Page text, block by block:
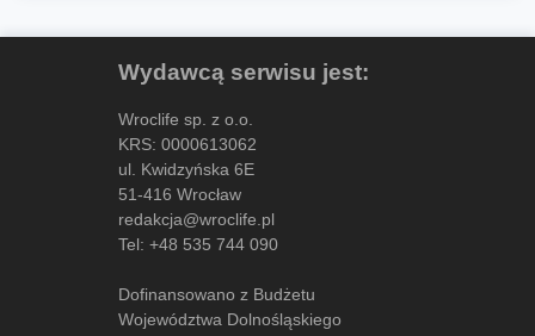
Wydawcą serwisu jest:
Wroclife sp. z o.o.
KRS: 0000613062
ul. Kwidzyńska 6E
51-416 Wrocław
redakcja@wroclife.pl
Tel: +48 535 744 090
Dofinansowano z Budżetu
Województwa Dolnośląskiego